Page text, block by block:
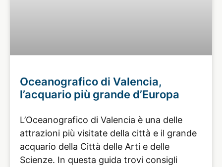
Oceanografico di Valencia,
l’acquario più grande d’Europa
L’Oceanografico di Valencia è una delle
attrazioni più visitate della città e il grande
acquario della Città delle Arti e delle
Scienze. In questa guida trovi consigli